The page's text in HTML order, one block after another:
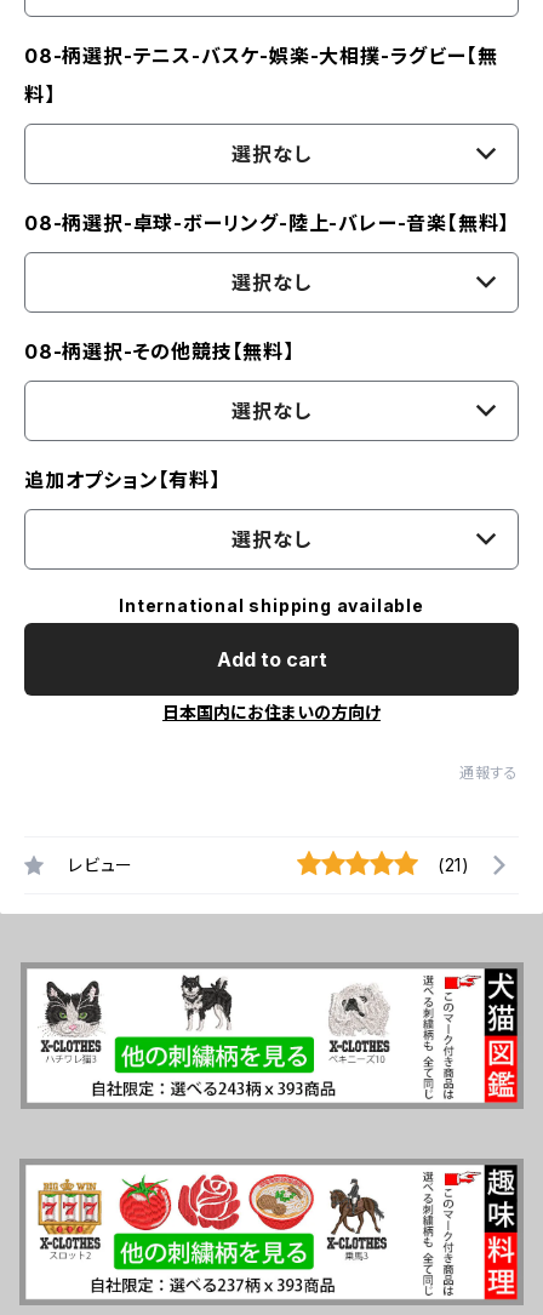
08-柄選択-テニス-バスケ-娯楽-大相撲-ラグビー【無
料】
選択なし
08-柄選択-卓球-ボーリング-陸上-バレー-音楽【無料】
選択なし
08-柄選択-その他競技【無料】
選択なし
追加オプション【有料】
選択なし
International shipping available
Add to cart
日本国内にお住まいの方向け
通報する
レビュー (21)